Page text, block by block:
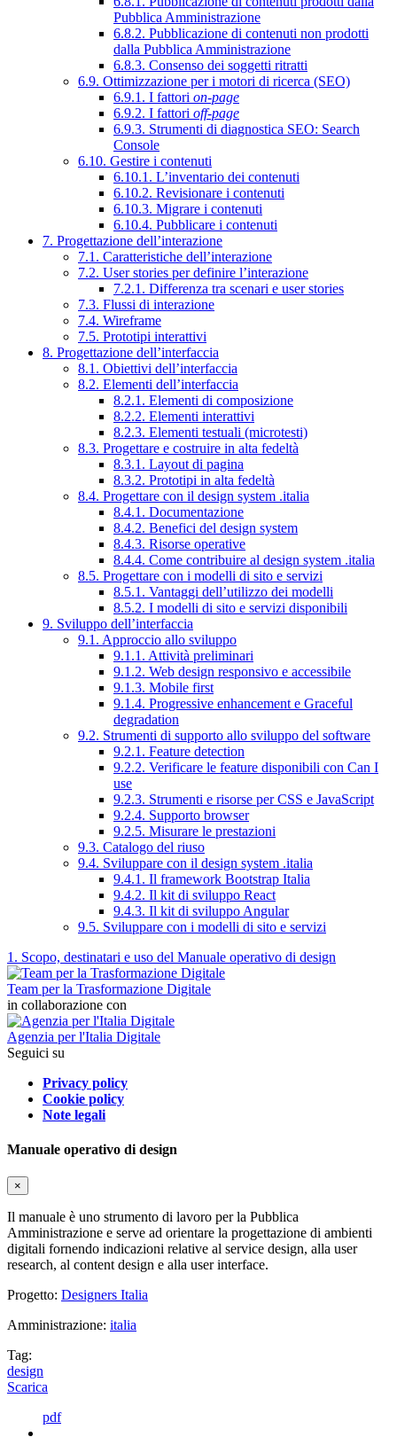
Pubblica Amministrazione
6.8.2. Pubblicazione di contenuti non prodotti
dalla Pubblica Amministrazione
6.8.3. Consenso dei soggetti ritratti
6.9. Ottimizzazione per i motori di ricerca (SEO)
6.9.1. I fattori on-page
6.9.2. I fattori off-page
6.9.3. Strumenti di diagnostica SEO: Search
Console
6.10. Gestire i contenuti
6.10.1. L’inventario dei contenuti
6.10.2. Revisionare i contenuti
6.10.3. Migrare i contenuti
6.10.4. Pubblicare i contenuti
7. Progettazione dell’interazione
7.1. Caratteristiche dell’interazione
7.2. User stories per definire l’interazione
7.2.1. Differenza tra scenari e user stories
7.3. Flussi di interazione
7.4. Wireframe
7.5. Prototipi interattivi
8. Progettazione dell’interfaccia
8.1. Obiettivi dell’interfaccia
8.2. Elementi dell’interfaccia
8.2.1. Elementi di composizione
8.2.2. Elementi interattivi
8.2.3. Elementi testuali (microtesti)
8.3. Progettare e costruire in alta fedeltà
8.3.1. Layout di pagina
8.3.2. Prototipi in alta fedeltà
8.4. Progettare con il design system .italia
8.4.1. Documentazione
8.4.2. Benefici del design system
8.4.3. Risorse operative
8.4.4. Come contribuire al design system .italia
8.5. Progettare con i modelli di sito e servizi
8.5.1. Vantaggi dell’utilizzo dei modelli
8.5.2. I modelli di sito e servizi disponibili
9. Sviluppo dell’interfaccia
9.1. Approccio allo sviluppo
9.1.1. Attività preliminari
9.1.2. Web design responsivo e accessibile
9.1.3. Mobile first
9.1.4. Progressive enhancement e Graceful
degradation
9.2. Strumenti di supporto allo sviluppo del software
9.2.1. Feature detection
9.2.2. Verificare le feature disponibili con Can I
use
9.2.3. Strumenti e risorse per CSS e JavaScript
9.2.4. Supporto browser
9.2.5. Misurare le prestazioni
9.3. Catalogo del riuso
9.4. Sviluppare con il design system .italia
9.4.1. Il framework Bootstrap Italia
9.4.2. Il kit di sviluppo React
9.4.3. Il kit di sviluppo Angular
9.5. Sviluppare con i modelli di sito e servizi
1. Scopo, destinatari e uso del Manuale operativo di design
Team per la Trasformazione Digitale
in collaborazione con
Agenzia per l'Italia Digitale
Seguici su
Privacy policy
Cookie policy
Note legali
Manuale operativo di design
×
Il manuale è uno strumento di lavoro per la Pubblica
Amministrazione e serve ad orientare la progettazione di ambienti
digitali fornendo indicazioni relative al service design, alla user
research, al content design e alla user interface.
Progetto: Designers Italia
Amministrazione: italia
Tag:
design
Scarica
pdf